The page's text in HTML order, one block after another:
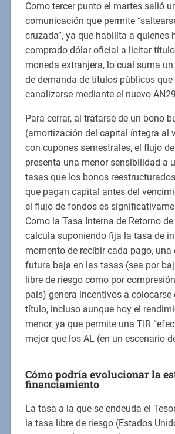
Como tercer punto el martes salió
comunicación que permite
cruzada”, ya que habilita a quienes
comprado dólar oficial a licitar
moneda extranjera, lo cual suma un
de demanda de títulos públicos
canalizarse mediante el nuevo
Para cerrar, al tratarse de un bono
(amortización del capital íntegra al
con cupones semestrales, el flujo
presenta una menor sensibilidad a
tasas que los bonos
que pagan capital antes del
el flujo de fondos es
Como la Tasa Interna de Retorno
calcula suponiendo fija la tasa de
momento de recibir cada pago, una
futura baja en las tasas (sea por
libre de riesgo como por
país) genera incentivos a colocarse
título, incluso aunque hoy el
menor, ya que permite una TIR
mejor que los AL (en un escenario
Cómo podría evolucionar la
financiamiento
La tasa a la que se endeuda el
la tasa libre de riesgo (Estados